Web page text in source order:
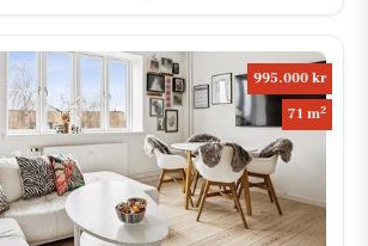
995.000 kr
71 m2